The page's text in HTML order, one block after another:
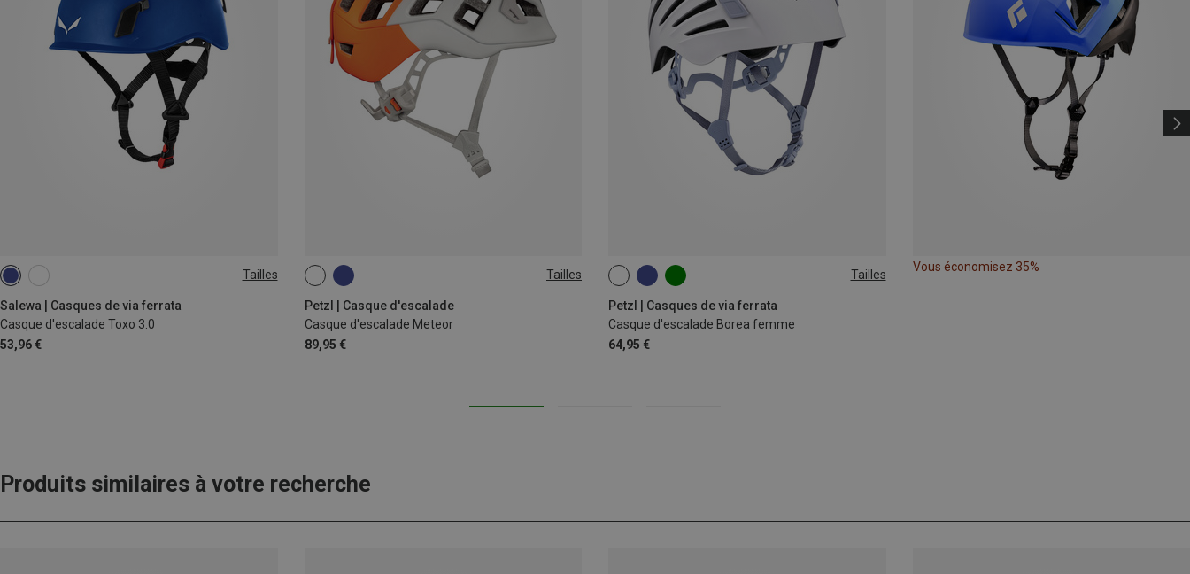
Tailles
Salewa | Casques de via ferrata
Casque d'escalade Toxo 3.0
53,96 €
53-61CM Tailles
Petzl | Casque d'escalade
Casque d'escalade Meteor
89,95 €
S-M | 52-59CM Tailles
Petzl | Casques de via ferrata
Casque d'escalade Borea femme
64,95 €
52-58CM
Vous économisez 35%
Produits similaires à votre recherche